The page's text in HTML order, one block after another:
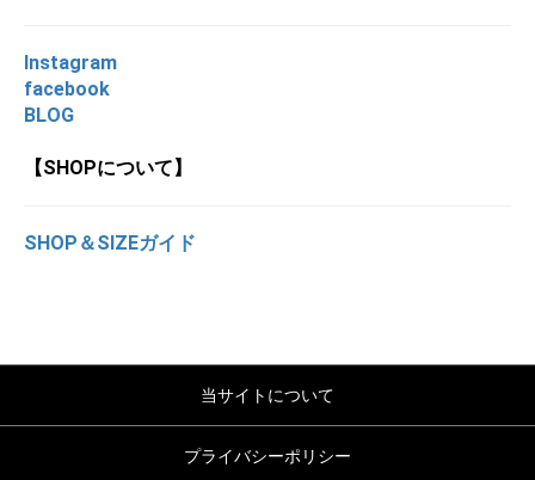
Instagram
facebook
BLOG
【SHOPについて】
SHOP＆SIZEガイド
当サイトについて
プライバシーポリシー